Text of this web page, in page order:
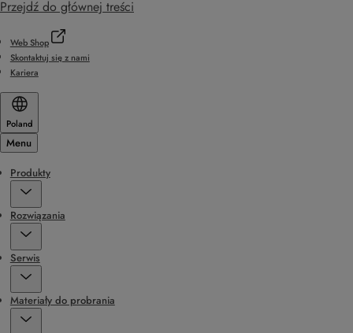
Przejdź do głównej treści
Web Shop
Skontaktuj się z nami
Kariera
Poland
Menu
Produkty
Rozwiązania
Serwis
Materiały do probrania